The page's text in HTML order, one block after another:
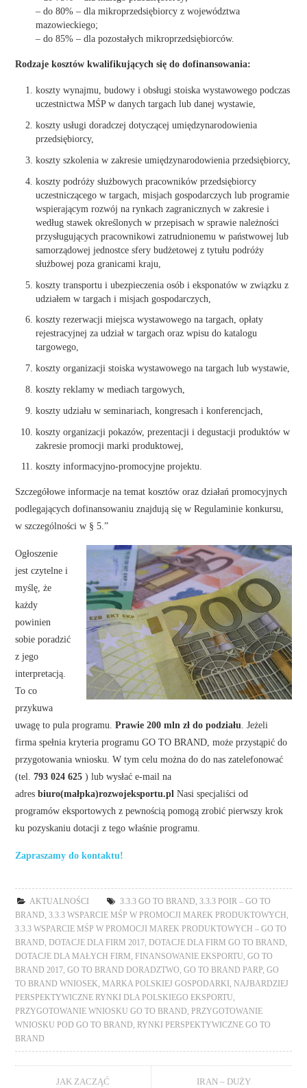
– do 80% – dla mikroprzedsiębiorcy z województwa
mazowieckiego;
– do 85% – dla pozostałych mikroprzedsiębiorców.
Rodzaje kosztów kwalifikujących się do dofinansowania:
koszty wynajmu, budowy i obsługi stoiska wystawowego podczas
uczestnictwa MŚP w danych targach lub danej wystawie,
koszty usługi doradczej dotyczącej umiędzynarodowienia
przedsiębiorcy,
koszty szkolenia w zakresie umiędzynarodowienia przedsiębiorcy,
koszty podróży służbowych pracowników przedsiębiorcy
uczestniczącego w targach, misjach gospodarczych lub programie
wspierającym rozwój na rynkach zagranicznych w zakresie i
według stawek określonych w przepisach w sprawie należności
przysługujących pracownikowi zatrudnionemu w państwowej lub
samorządowej jednostce sfery budżetowej z tytułu podróży
służbowej poza granicami kraju,
koszty transportu i ubezpieczenia osób i eksponatów w związku z
udziałem w targach i misjach gospodarczych,
koszty rezerwacji miejsca wystawowego na targach, opłaty
rejestracyjnej za udział w targach oraz wpisu do katalogu
targowego,
koszty organizacji stoiska wystawowego na targach lub wystawie,
koszty reklamy w mediach targowych,
koszty udziału w seminariach, kongresach i konferencjach,
koszty organizacji pokazów, prezentacji i degustacji produktów w
zakresie promocji marki produktowej,
koszty informacyjno-promocyjne projektu.
Szczegółowe informacje na temat kosztów oraz działań promocyjnych
podlegających dofinansowaniu znajdują się w Regulaminie konkursu,
w szczególności w § 5.”
Ogłoszenie
jest czytelne i
myślę, że
każdy
powinien
sobie poradzić
z jego
interpretacją.
To co
przykuwa
uwagę to pula programu.Prawie 200 mln zł do podziału. Jeżeli
firma spełnia kryteria programu GO TO BRAND, może przystąpić do
przygotowania wniosku. W tym celu można do do nas zatelefonować
(tel.793 024 625) lub wysłać e-mail na
adresbiuro(małpka)rozwojeksportu.plNasi specjaliści od
programów eksportowych z pewnością pomogą zrobić pierwszy krok
ku pozyskaniu dotacji z tego właśnie programu.
Zapraszamy do kontaktu!
AKTUALNOŚCI 3.3.3 GO TO BRAND ,3.3.3 POIR – GO TO
BRAND ,3.3.3 WSPARCIE MŚP W PROMOCJI MAREK PRODUKTOWYCH
3.3.3 WSPARCIE MŚP W PROMOCJI MAREK PRODUKTOWYCH – GO TO
BRAND
DOTACJE DLA FIRM 2017 DOTACJE DLA FIRM GO TO BRAND
DOTACJE DLA MAŁYCH FIRM
FINANSOWANIE EKSPORTU ,GO TO
BRAND 2017 ,GO TO BRAND DORADZTWO ,GO TO BRAND PARP ,GO
TO BRAND WNIOSEK
MARKA POLSKIEJ GOSPODARKI
NAJBARDZIEJ
PERSPEKTYWICZNE RYNKI DLA POLSKIEGO EKSPORTU
PRZYGOTOWANIE WNIOSKU GO TO BRAND
PRZYGOTOWANIE
WNIOSKU POD GO TO BRAND
RYNKI PERSPEKTYWICZNE GO TO
BRAND
JAK ZACZĄĆ
IRAN – DUŻY